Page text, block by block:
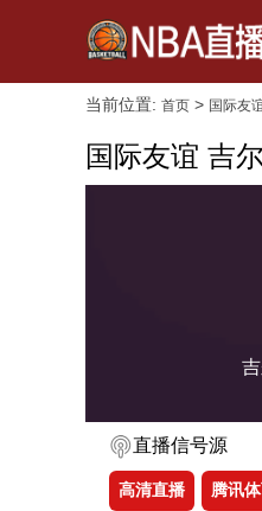
当前位置: 首页 > 国际友
国际友谊 吉
直播信号源
高清直播 腾讯